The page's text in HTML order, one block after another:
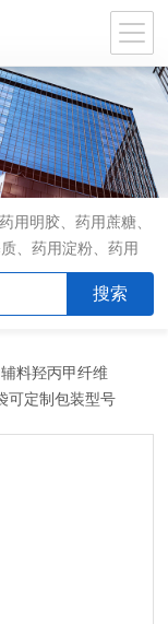
用明胶、药用蔗糖、
、药用淀粉、药用
粉钠、羧甲基纤维素
甲基纤维素、乳糖、
PEG）系列、二氧化
淀粉、微晶纤维素、
，药用蜂蜜，
料羟丙甲纤维
可定制包装型号